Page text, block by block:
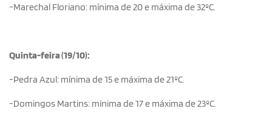
-Marechal Floriano: mínima de 20 e máxima de 32ºC.
Quinta-feira (19/10):
-Pedra Azul: mínima de 15 e máxima de 21ºC.
-Domingos Martins: mínima de 17 e máxima de 23ºC.